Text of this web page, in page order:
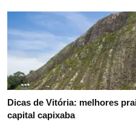
Dicas de Vitória: melhores
capital capixaba